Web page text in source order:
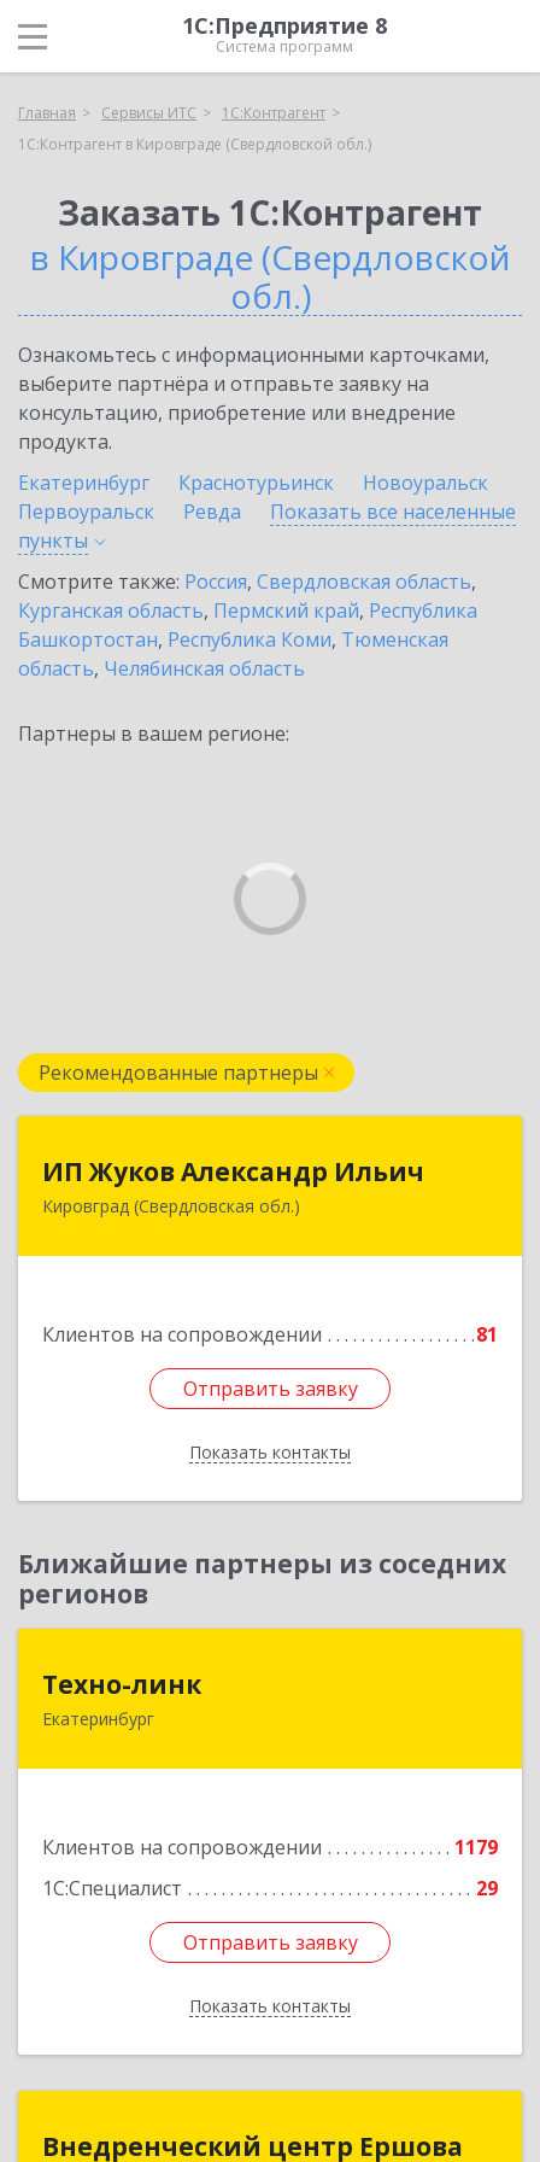
1С:Предприятие 8
Система программ
Главная Сервисы ИТС
1С:Контрагент
1С:Контрагент в Кировграде (Свердловской обл.)
Заказать 1С:Контрагент
в Кировграде (Свердловской
обл.)
Ознакомьтесь с информационными карточками,
выберите партнёра и отправьте заявку на
консультацию, приобретение или внедрение
продукта.
Екатеринбург
Краснотурьинск
Новоуральск
Первоуральск
Ревда
Показать все населенные
пункты
Смотрите также: Россия, Свердловская область,
Курганская область, Пермский край, Республика
Башкортостан, Республика Коми, Тюменская
область, Челябинская область
Партнеры в вашем регионе:
Рекомендованные партнеры
ИП Жуков Александр Ильич
Кировград (Свердловская обл.)
Клиентов на сопровождении 81
Отправить заявку
Показать контакты
624140, Свердловская обл, Кировград г,
Отправить заявку
Назад
Ближайшие партнеры из соседних
регионов
Техно-линк
Екатеринбург
Клиентов на сопровождении
1179
1С:Специалист
29
Отправить заявку
Показать контакты
620000, Свердловская обл, Екатеринбург г,
Отправить заявку
Назад
Внедренческий центр Ершова
Внедренческий центр Ершова